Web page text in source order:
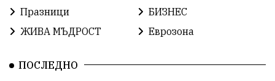
ПътнаБезопасност
Празници
БИЗНЕС
ЖИВА МЪДРОСТ
Еврозона
ПОСЛЕДНО